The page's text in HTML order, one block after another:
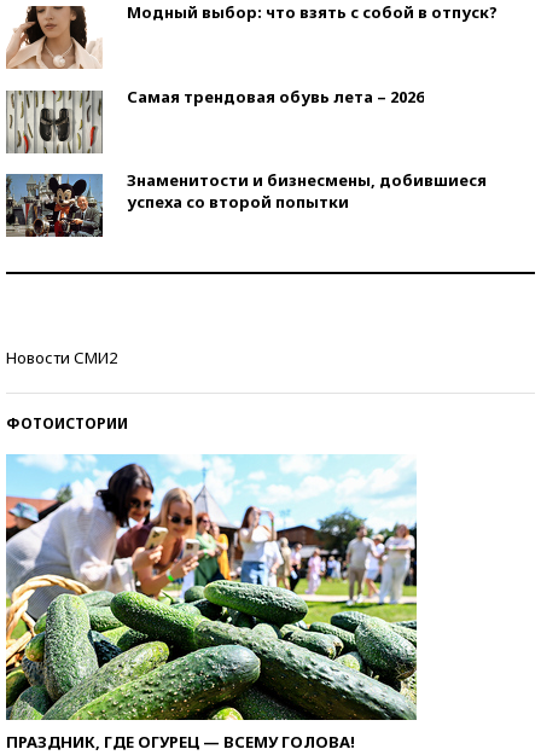
Модный выбор: что взять с собой в отпуск?
Самая трендовая обувь лета – 2026
Знаменитости и бизнесмены, добившиеся
успеха со второй попытки
Новости СМИ2
ФОТОИСТОРИИ
ПРАЗДНИК, ГДЕ ОГУРЕЦ — ВСЕМУ ГОЛОВА!